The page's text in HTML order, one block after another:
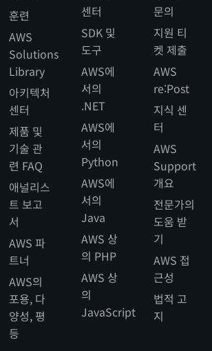
훈련
AWS
Solutions
Library
아키텍처
센터
제품 및
기술 관
련 FAQ
애널리스
트 보고
서
AWS 파
트너
AWS의
포용, 다
양성, 평
등
센터
SDK 및
도구
AWS에
서의
.NET
AWS에
서의
Python
AWS에
서의
Java
AWS 상
의 PHP
AWS 상
의
JavaScript
문의
지원 티
켓 제출
AWS
re:Post
지식 센
터
AWS
Support
개요
전문가의
도움 받
기
AWS 접
근성
법적 고
지